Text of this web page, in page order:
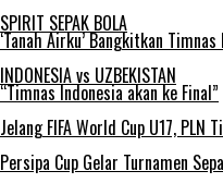
SPIRIT SEPAK BOLA
‘Tanah Airku’ Bangkitkan
INDONESIA vs UZBEKISTAN
“Timnas Indonesia akan ke Final”
Jelang FIFA World Cup U17,
Persipa Cup Gelar Turnamen